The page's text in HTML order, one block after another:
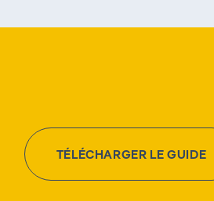
TÉLÉCHARGER LE GUIDE